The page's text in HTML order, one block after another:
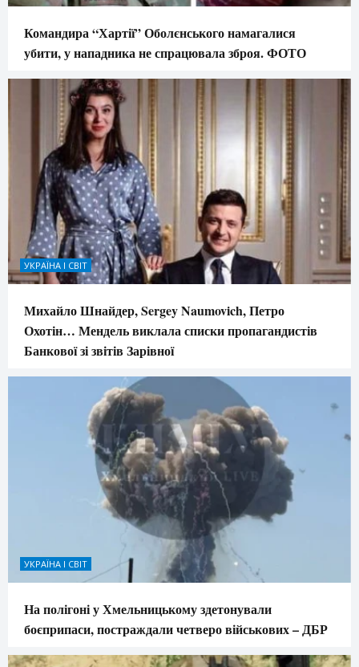
Командира “Хартії” Оболєнського намагалися
убити, у нападника не спрацювала зброя. ФОТО
УКРАЇНА І СВІТ
Михайло Шнайдер, Sergey Naumovich, Петро
Охотін… Мендель виклала списки пропагандистів
Банкової зі звітів Зарівної
УКРАЇНА І СВІТ
На полігоні у Хмельницькому здетонували
боєприпаси, постраждали четверо військових – ДБР